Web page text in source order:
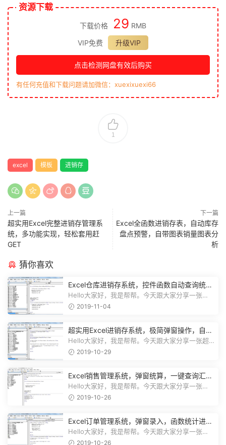
资源下载
下载价格 29 RMB
VIP免费
升级VIP
点击检测网盘有效后购买
有任何充值和下载问题请加微信：xuexixuexi66
1
excel 模板 进销存
上一篇
超实用Excel完整进销存管理系
统，多功能实现，轻松套用赶
GET
下一篇
Excel全函数进销存表，自动库存
盘点预警，自带图表销量图表分
析
猜你喜欢
Excel仓库进销存系统，控件函数自动查询统
计，动态图表一目了然
Hello大家好，我是帮帮。今天跟大家分享一张
Excel仓库进销存系统，控件函数自动查...
2019-11-04
超实用Excel进销存系统，极简弹窗操作，自动
库存营收汇总不加班
Hello大家好，我是帮帮。今天跟大家分享一张超
实用Excel进销存系统，极简弹窗操...
2019-10-29
Excel销售管理系统，弹窗统算，一键查询汇
总，实用简单不加班
Hello大家好，我是帮帮。今天跟大家分享一张
Excel销售管理系统，弹窗统算，一键...
2019-10-26
Excel订单管理系统，弹窗录入，函数统计进
度，收款查询一键操作
Hello大家好，我是帮帮。今天跟大家分享一张
Excel订单管理系统，弹窗录入，函数...
2019-10-26